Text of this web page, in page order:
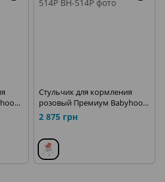
Стульчик для кормления
розовый Премиум Babyhood
BH-514P
2 875 грн